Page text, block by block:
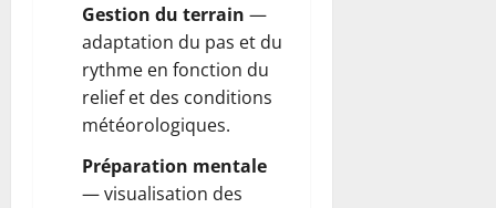
Gestion du terrain —
adaptation du pas et du
rythme en fonction du
relief et des conditions
météorologiques.
Préparation mentale
— visualisation des